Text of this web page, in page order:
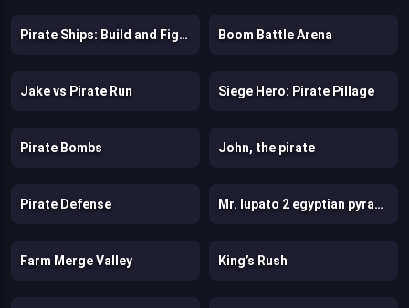
Pirate Ships: Build and Fight Boom Battle Arena
Jake vs Pirate Run Siege Hero: Pirate Pillage
Pirate Bombs John, the pirate
Pirate Defense Mr. lupato 2 egyptian pyramids treasures
Farm Merge Valley King’s Rush